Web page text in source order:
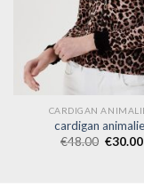
CARDIGAN
cardigan
€48.00 €30.00